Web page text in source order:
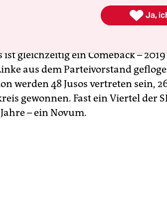
fühlt sich großartig. Er hat
ist gleichzeitig ein Comeback –
aus dem Parteivorstand
werden 48 Jusos vertreten sein,
gewonnen. Fast ein Viertel der
– ein Novum.
 Ja,